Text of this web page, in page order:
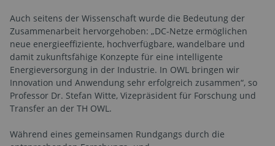
Auch seitens der Wissenschaft wurde die Bedeutung der
Zusammenarbeit hervorgehoben: „DC-Netze ermöglichen
neue energieeffiziente, hochverfügbare, wandelbare und
damit zukunftsfähige Konzepte für eine intelligente
Energieversorgung in der Industrie. In OWL bringen wir
Innovation und Anwendung sehr erfolgreich zusammen“, so
Professor Dr. Stefan Witte, Vizepräsident für Forschung und
Transfer an der TH OWL.
Während eines gemeinsamen Rundgangs durch die